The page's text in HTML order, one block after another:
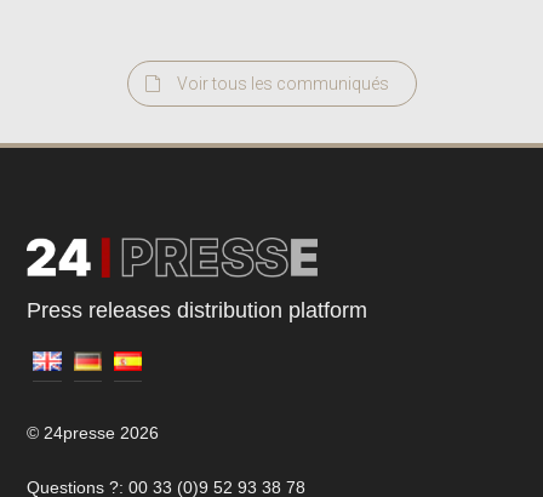
Voir tous les communiqués
Press releases distribution platform
© 24presse 2026
Questions ?: 00 33 (0)9 52 93 38 78